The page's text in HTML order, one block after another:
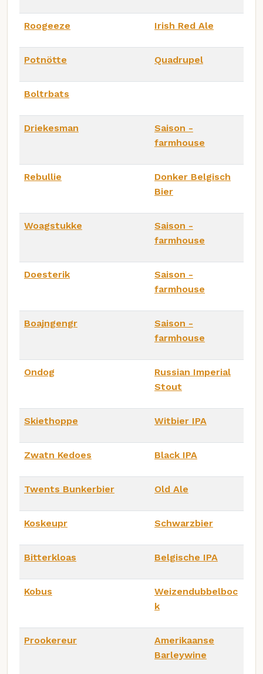
Roogeeze Irish Red Ale
Potnötte Quadrupel
Boltrbats
Driekesman
Saison -
farmhouse
Rebullie
Donker Belgisch
Bier
Woagstukke
Saison -
farmhouse
Doesterik
Saison -
farmhouse
Boajngengr
Saison -
farmhouse
Ondog
Russian Imperial
Stout
Skiethoppe Witbier IPA
Zwatn Kedoes Black IPA
Twents Bunkerbier Old Ale
Koskeupr Schwarzbier
Bitterkloas Belgische IPA
Kobus
Weizendubbelboc
k
Prookereur
Amerikaanse
Barleywine